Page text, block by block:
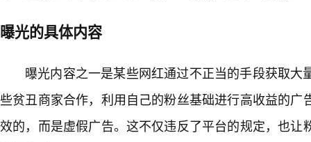
曝光的具体内容
曝光内容之一是某些网红通过不正当的手段获取大
些贫丑商家合作，利用自己的粉丝基础进行高收益的广
效的，而是虚假广告。这不仅违反了平台的规定，也让